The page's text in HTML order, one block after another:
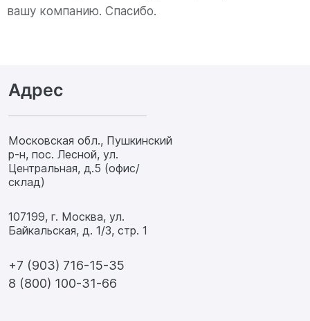
вашу компанию. Спасибо.
Адрес
Московская обл., Пушкинский
р-н, пос. Лесной, ул.
Центральная, д.5 (офис/
склад)
107199, г. Москва, ул.
Байкальская, д. 1/3, стр. 1
+7 (903) 716-15-35
8 (800) 100-31-66